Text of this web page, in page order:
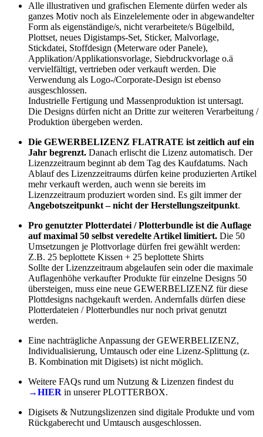
Alle illustrativen und grafischen Elemente dürfen weder als
ganzes Motiv noch als Einzelelemente oder in abgewandelter
Form als eigenständige/s, nicht verarbeitete/s Bügelbild,
Plottset, neues Digistamps-Set, Sticker, Malvorlage,
Stickdatei, Stoffdesign (Meterware oder Panele),
Applikation/Applikationsvorlage, Siebdruckvorlage o.ä
vervielfältigt, vertrieben oder verkauft werden. Die
Verwendung als Logo-/Corporate-Design ist ebenso
ausgeschlossen.
Industrielle Fertigung und Massenproduktion ist untersagt.
Die Designs dürfen nicht an Dritte zur weiteren Verarbeitung /
Produktion übergeben werden.
Die GEWERBELIZENZ FLATRATE ist zeitlich auf ein
Jahr begrenzt. Danach erlischt die Lizenz automatisch. Der
Lizenzzeitraum beginnt ab dem Tag des Kaufdatums. Nach
Ablauf des Lizenzzeitraums dürfen keine produzierten Artikel
mehr verkauft werden, auch wenn sie bereits im
Lizenzzeitraum produziert worden sind. Es gilt immer der
Angebotszeitpunkt – nicht der Herstellungszeitpunkt.
Pro genutzter Plotterdatei / Plotterbundle ist die Auflage
auf maximal 50 selbst veredelte Artikel limitiert. Die 50
Umsetzungen je Plottvorlage dürfen frei gewählt werden:
Z.B. 25 beplottete Kissen + 25 beplottete Shirts
Sollte der Lizenzzeitraum abgelaufen sein oder die maximale
Auflagenhöhe verkaufter Produkte für einzelne Designs 50
übersteigen, muss eine neue GEWERBELIZENZ für diese
Plottdesigns nachgekauft werden. Andernfalls dürfen diese
Plotterdateien / Plotterbundles nur noch privat genutzt
werden.
Eine nachträgliche Anpassung der GEWERBELIZENZ,
Individualisierung, Umtausch oder eine Lizenz-Splittung (z.
B. Kombination mit Digisets) ist nicht möglich.
Weitere FAQs rund um Nutzung & Lizenzen findest du
→HIER in unserer PLOTTERBOX.
Digisets & Nutzungslizenzen sind digitale Produkte und vom
Rückgaberecht und Umtausch ausgeschlossen.